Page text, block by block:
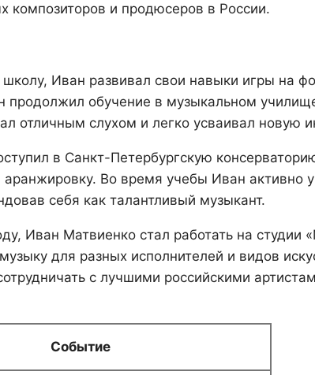
композиторов и продюсеров в России.
Иван развивал свои навыки игры на
продолжил обучение в музыкальном
отличным слухом и легко усваивал новую
в Санкт-Петербургскую
Во время учебы Иван активно
себя как талантливый музыкант.
Иван Матвиенко стал работать на
для разных исполнителей и видов
с лучшими российскими
Событие